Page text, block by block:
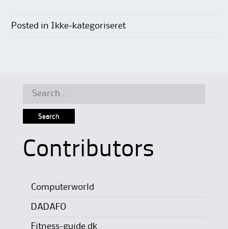
Posted in Ikke-kategoriseret
Search
Contributors
Computerworld
DADAFO
Fitness-guide.dk